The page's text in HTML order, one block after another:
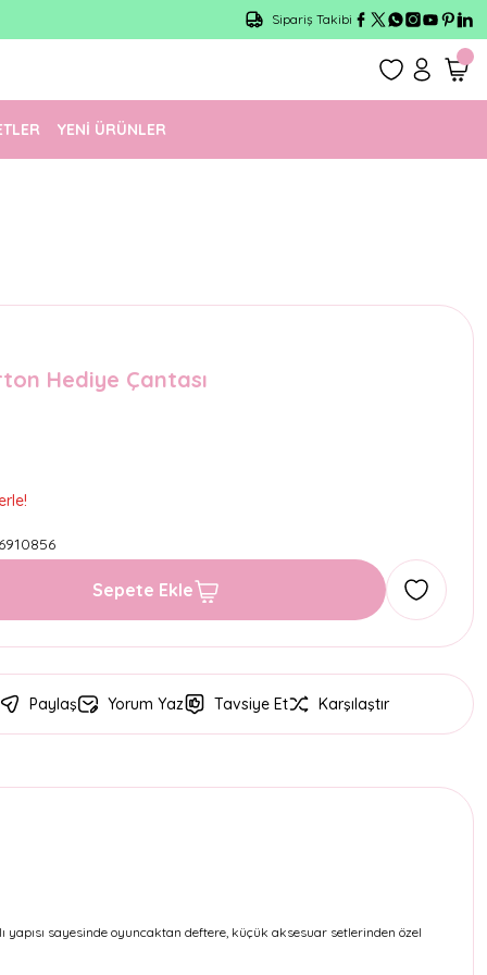
Sipariş Takibi
YENİ ÜRÜNLER
Hediye Çantası
Sepete Ekle
Paylaş Yorum Yaz Tavsiye Et Karşılaştır
yapısı sayesinde oyuncaktan deftere, küçük aksesuar setlerinden özel